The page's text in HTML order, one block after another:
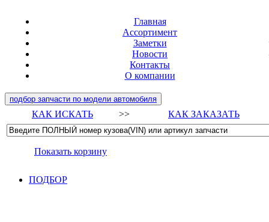
Главная
Ассортимент
Заметки
Новости
Контакты
О компании
подбор запчасти по модели автомобиля
КАК ИСКАТЬ >> КАК ЗАКАЗАТЬ
Показать корзину
ПОДБОР